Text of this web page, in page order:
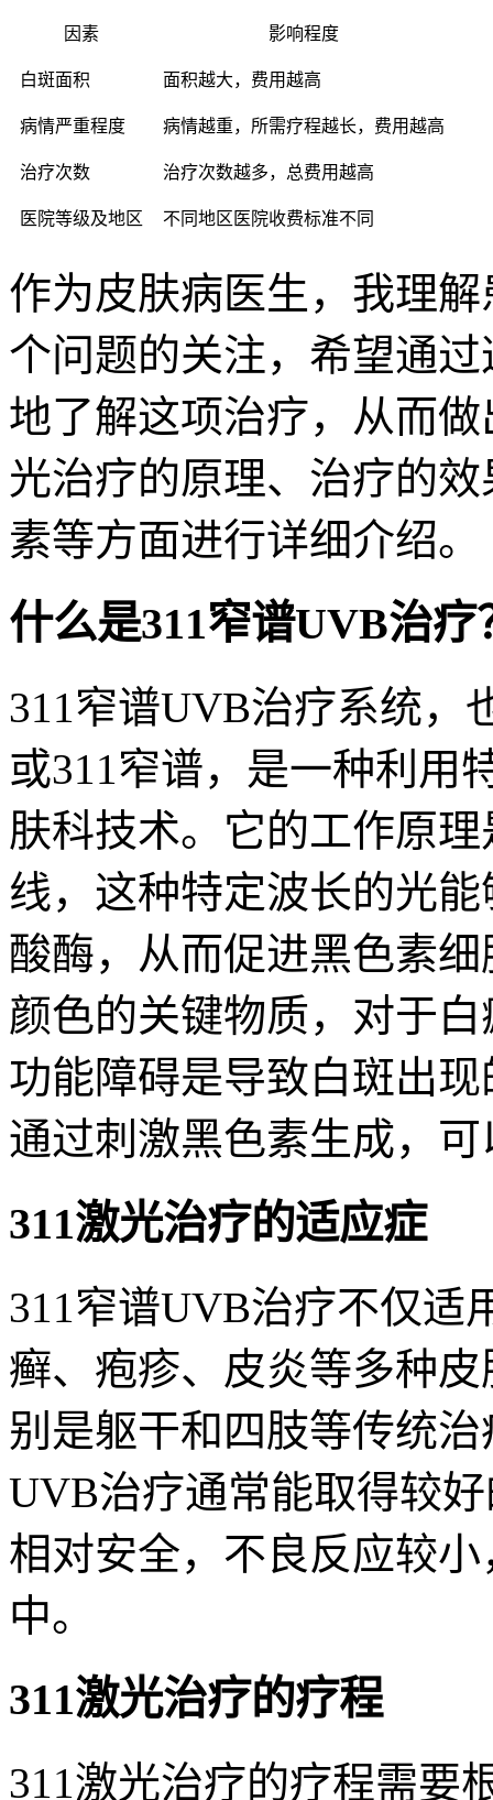
因素 影响程度
白斑面积 面积越大，费用越高
病情严重程度 病情越重，所需疗程越长，费用越高
治疗次数 治疗次数越多，总费用越高
医院等级及地区 不同地区医院收费标准不同
作为皮肤病医生，我理
个问题的关注，希望通
地了解这项治疗，从而
光治疗的原理、治疗的
素等方面进行详细介绍。
什么是311窄谱UVB治疗
311窄谱UVB治疗系统，
或311窄谱，是一种利用
肤科技术。它的工作原
线，这种特定波长的光
酸酶，从而促进黑色素
颜色的关键物质，对于
功能障碍是导致白斑出
通过刺激黑色素生成，
311激光治疗的适应症
311窄谱UVB治疗不仅适
癣、疱疹、皮炎等多种
别是躯干和四肢等传统
UVB治疗通常能取得较
相对安全，不良反应较
中。
311激光治疗的疗程
311激光治疗的疗程需要